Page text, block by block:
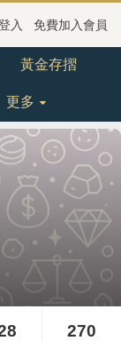
入 免費加入會員
黃金存摺
更多
270